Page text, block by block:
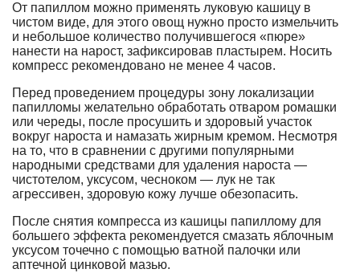
От папиллом можно применять луковую кашицу в
чистом виде, для этого овощ нужно просто измельчить
и небольшое количество получившегося «пюре»
нанести на нарост, зафиксировав пластырем. Носить
компресс рекомендовано не менее 4 часов.
Перед проведением процедуры зону локализации
папилломы желательно обработать отваром ромашки
или череды, после просушить и здоровый участок
вокруг нароста и намазать жирным кремом. Несмотря
на то, что в сравнении с другими популярными
народными средствами для удаления нароста —
чистотелом, уксусом, чесноком — лук не так
агрессивен, здоровую кожу лучше обезопасить.
После снятия компресса из кашицы папиллому для
большего эффекта рекомендуется смазать яблочным
уксусом точечно с помощью ватной палочки или
аптечной цинковой мазью.